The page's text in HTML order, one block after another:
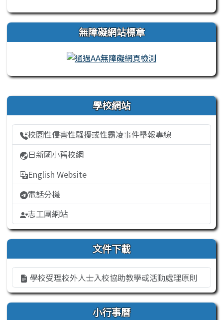
無障礙網站標章
右邊區域內容 學校網站
校園性侵害性騷擾或性霸凌事件舉報專線
日新國小舊校網
English Website
電話分機
志工團網站
文件下載
學校受理校外人士入校協助教學或活動處理原則
小行事曆